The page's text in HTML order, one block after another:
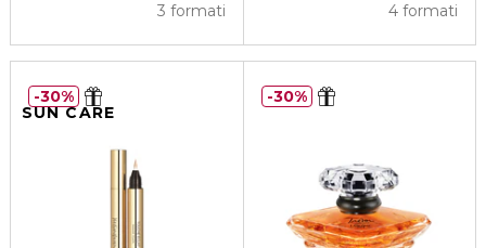
3 formati 4 formati
SUN CARE
30% 30%